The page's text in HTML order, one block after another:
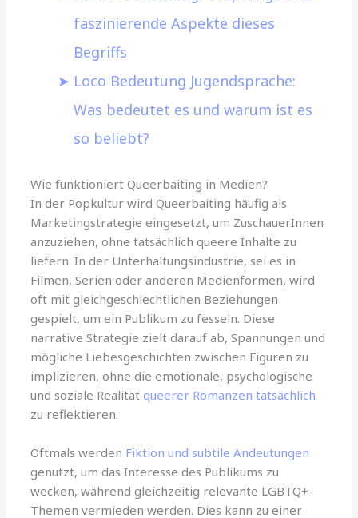
faszinierende Aspekte dieses
Begriffs
Loco Bedeutung Jugendsprache:
Was bedeutet es und warum ist es
so beliebt?
Wie funktioniert Queerbaiting in Medien?
In der Popkultur wird Queerbaiting häufig als
Marketingstrategie eingesetzt, um ZuschauerInnen
anzuziehen, ohne tatsächlich queere Inhalte zu
liefern. In der Unterhaltungsindustrie, sei es in
Filmen, Serien oder anderen Medienformen, wird
oft mit gleichgeschlechtlichen Beziehungen
gespielt, um ein Publikum zu fesseln. Diese
narrative Strategie zielt darauf ab, Spannungen und
mögliche Liebesgeschichten zwischen Figuren zu
implizieren, ohne die emotionale, psychologische
und soziale Realitätqueerer Romanzen tatsächlich
zu reflektieren.
Oftmals werden Fiktion und subtile Andeutungen
genutzt, um das Interesse des Publikums zu
wecken, während gleichzeitig relevante LGBTQ+-
Themen vermieden werden. Dies kann zu einer